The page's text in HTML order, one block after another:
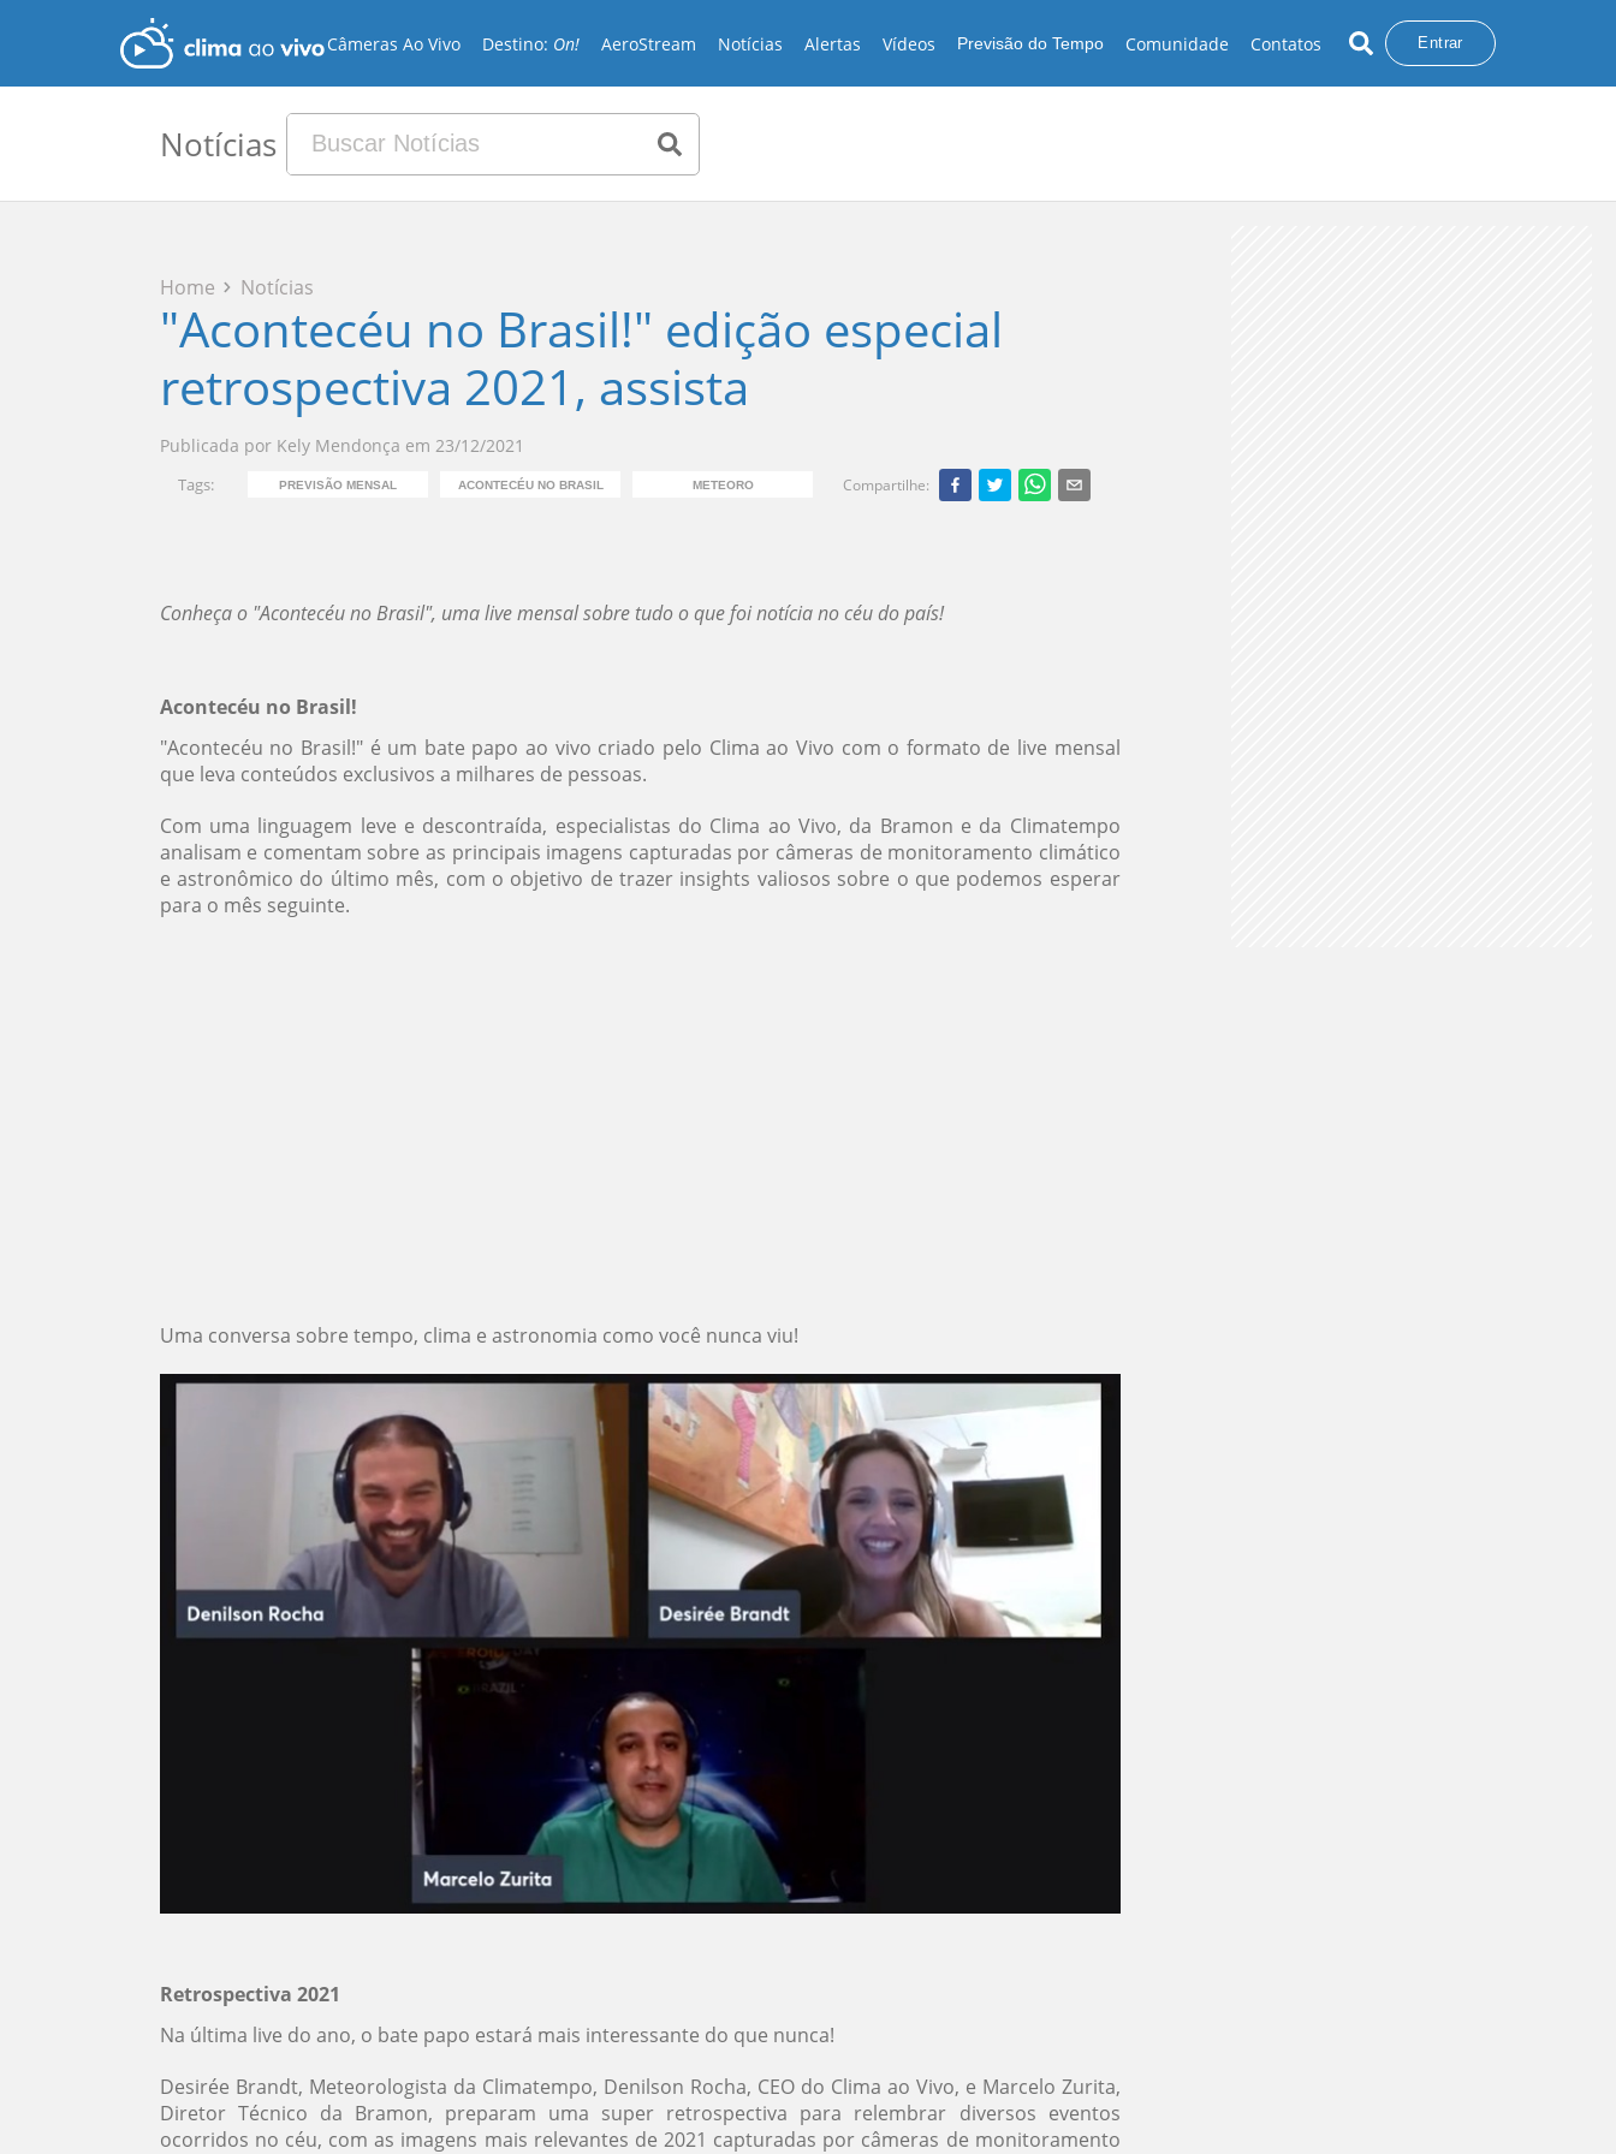
Câmeras Ao Vivo Destino: On! AeroStream Notícias Alertas Vídeos Previsão do Tempo Comunidade Contatos Entrar
Notícias
Home Notícias
"Acontecéu no Brasil!" edição especial
retrospectiva 2021, assista
Publicada por Kely Mendonça em 23/12/2021
Tags: PREVISÃO MENSAL ACONTECÉU NO BRASIL METEORO Compartilhe:
Conheça o "Acontecéu no Brasil", uma live mensal sobre tudo o que foi notícia no céu do país!
Acontecéu no Brasil!
"Acontecéu no Brasil!" é um bate papo ao vivo criado pelo Clima ao Vivo com o formato de live mensal
que leva conteúdos exclusivos a milhares de pessoas.
Com uma linguagem leve e descontraída, especialistas do Clima ao Vivo, da Bramon e da Climatempo
analisam e comentam sobre as principais imagens capturadas por câmeras de monitoramento climático
e astronômico do último mês, com o objetivo de trazer insights valiosos sobre o que podemos esperar
para o mês seguinte.
Uma conversa sobre tempo, clima e astronomia como você nunca viu!
Retrospectiva 2021
Na última live do ano, o bate papo estará mais interessante do que nunca!
Desirée Brandt, Meteorologista da Climatempo, Denilson Rocha, CEO do Clima ao Vivo, e Marcelo Zurita,
Diretor Técnico da Bramon, preparam uma super retrospectiva para relembrar diversos eventos
ocorridos no céu, com as imagens mais relevantes de 2021 capturadas por câmeras de monitoramento